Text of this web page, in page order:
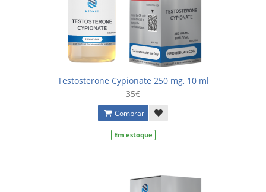
Testosterone Cypionate 250 mg, 10 ml
35€
Comprar
Em estoque